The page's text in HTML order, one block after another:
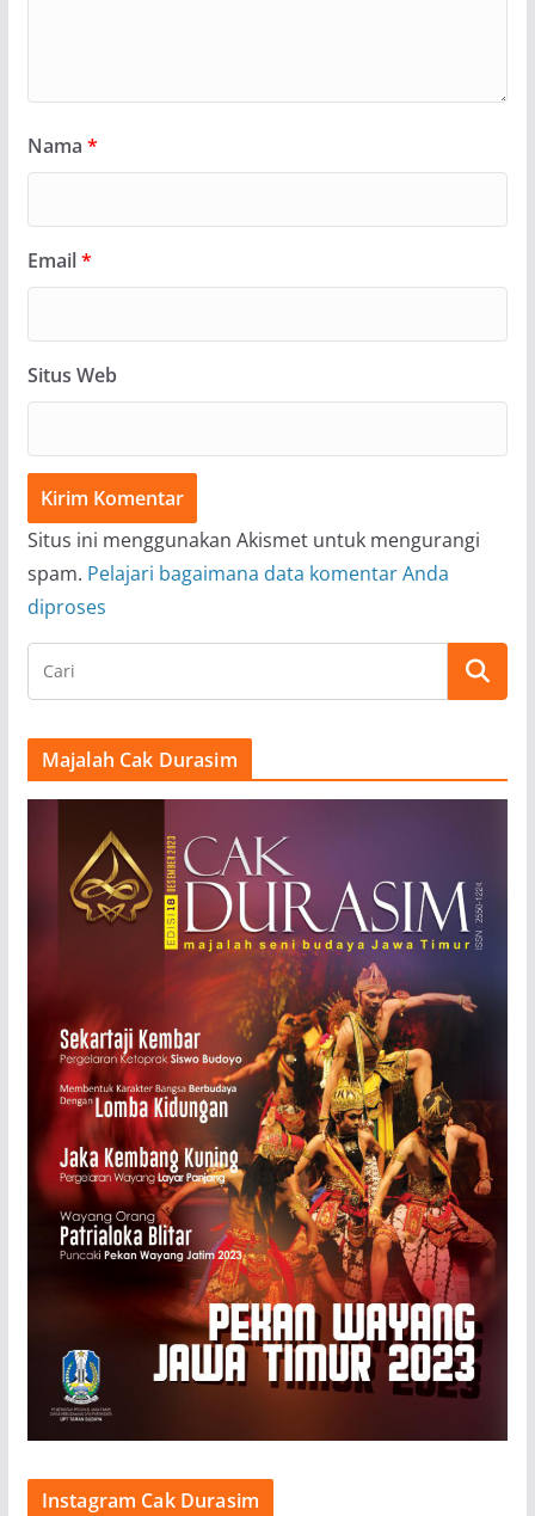
Nama *
Email*
Situs Web
Situs ini menggunakan Akismet untuk mengurangi
spam. Pelajari bagaimana data komentar Anda
diproses
Majalah Cak Durasim
Instagram Cak Durasim